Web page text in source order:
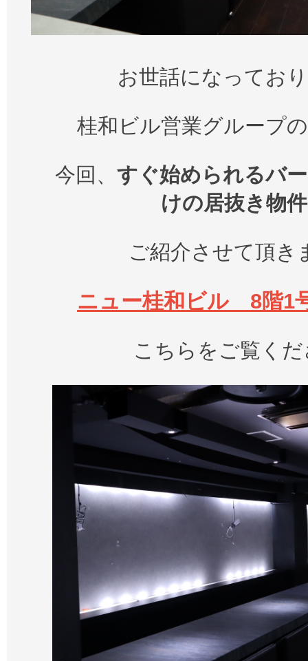
お世話になってお
桂和ビル営業グループ
今回、すぐ始められるバ
けの居抜き物件
ご紹介させて頂き
ニュー桂和ビル 8階1
こちらをご覧くだ